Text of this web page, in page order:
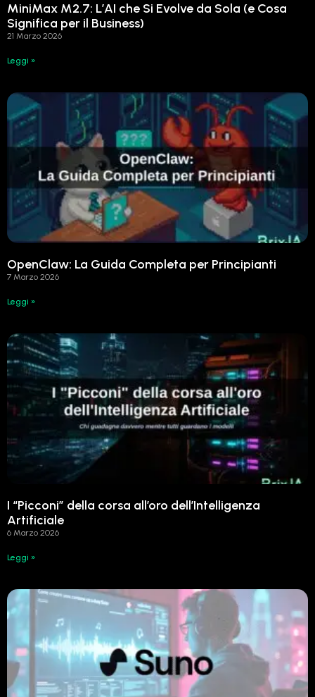
MiniMax M2.7: L’AI che Si Evolve da Sola (e Cosa
Significa per il Business)
21 Marzo 2026
Leggi »
OpenClaw: La Guida Completa per Principianti
7 Marzo 2026
Leggi »
I “Picconi” della corsa all’oro dell’Intelligenza
Artificiale
6 Marzo 2026
Leggi »